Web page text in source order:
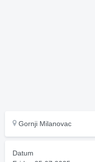
Gornji Milanovac
Datum